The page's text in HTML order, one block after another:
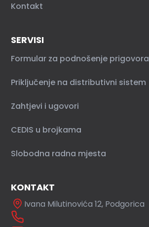
Kontakt
SERVISI
Formular za podnošenje prigovora
Priključenje na distributivni sistem
Zahtjevi i ugovori
CEDIS u brojkama
Slobodna radna mjesta
KONTAKT
Ivana Milutinovića 12, Podgorica